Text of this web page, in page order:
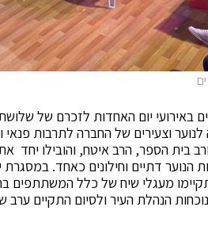
באירועי יום האחדות לזכרם של
וצעירים של החברה לתרבות פנאי
בית הספר, הרב איטח, והובילו יחד
מעגלי שיח של כלל המשתתפים
הנהלת העיר ולסיום התקיים ערב